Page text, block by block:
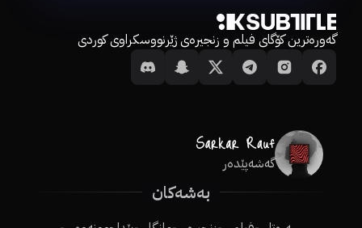
گەورەترین کۆگای فیلم و زنجیرەی ژێرنووسکراوی کوردی
گەشەپێدەر
بەشەکان